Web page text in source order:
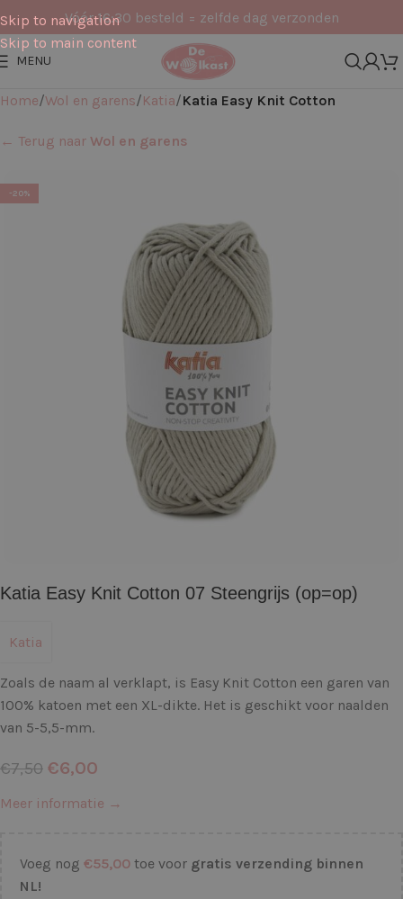
Skip to navigation
Skip to main content
Vóór 16:30 besteld = zelfde dag verzonden
MENU
Home Wol en garens Katia Katia Easy Knit Cotton
← Terug naar Wol en garens
-20%
Katia Easy Knit Cotton 07 Steengrijs (op=op)
Katia
Zoals de naam al verklapt, is Easy Knit Cotton een garen van
100% katoen met een XL-dikte. Het is geschikt voor naalden
van 5-5,5-mm.
€7,50 €6,00
Meer informatie →
Voeg nog €55,00 toe voor gratis verzending binnen
NL!